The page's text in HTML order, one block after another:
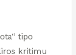
tipo
kritimu